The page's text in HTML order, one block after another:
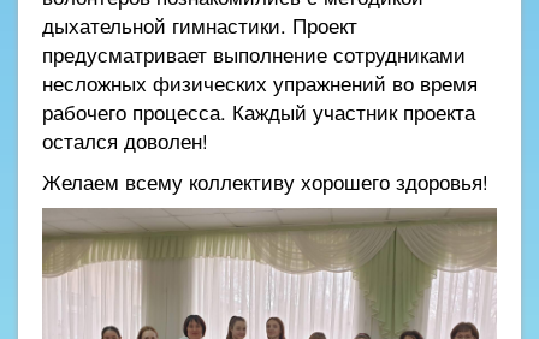
дыхательной гимнастики. Проект
предусматривает выполнение сотрудниками
несложных физических упражнений во время
рабочего процесса. Каждый участник проекта
остался доволен!
Желаем всему коллективу хорошего здоровья!